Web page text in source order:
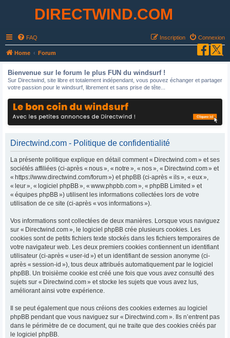
DIRECTWIND.COM
FAQ Connexion
Inscription
Home Forum
Bienvenue sur le forum le plus FUN du windsurf !
Sur Directwind, site libre et totalement indépendant, vous pouvez échanger et partager
votre passion pour le windsurf, librement et sans prise de tête...
Directwind.com - Politique de confidentialité
La présente politique explique en détail comment « Directwind.com » et ses
sociétés affiliées (ci-après « nous », « notre », « nos », « Directwind.com » et
« https://www.directwind.com/forum ») et phpBB (ci-après « ils », « eux »,
« leur », « logiciel phpBB », « www.phpbb.com », « phpBB Limited » et
« équipes phpBB ») utilisent les informations collectées lors de votre
utilisation de ce site (ci-après « vos informations »).
Vos informations sont collectées de deux manières. Lorsque vous naviguez
sur « Directwind.com », le logiciel phpBB crée plusieurs cookies. Les
cookies sont de petits fichiers texte stockés dans les fichiers temporaires de
votre navigateur web. Les deux premiers cookies contiennent un identifiant
utilisateur (ci-après « user-id ») et un identifiant de session anonyme (ci-
après « session-id »), tous deux attribués automatiquement par le logiciel
phpBB. Un troisième cookie est créé une fois que vous avez consulté des
sujets sur « Directwind.com » et stocke les sujets que vous avez lus,
améliorant ainsi votre expérience.
Il se peut également que nous créions des cookies externes au logiciel
phpBB pendant que vous naviguez sur « Directwind.com ». Ils n’entrent pas
dans le périmètre de ce document, qui ne traite que des cookies créés par
le logiciel phpBB.